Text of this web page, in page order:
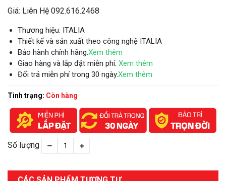
Giá: Liên Hệ 092.616.2468
Thương hiệu: ITALIA
Thiết kế và sản xuất theo công nghệ ITALIA
Bảo hành chính hãng.Xem thêm
Giao hàng và lắp đặt miễn phí. Xem thêm
Đổi trả miễn phí trong 30 ngày.Xem thêm
Tình trạng: Còn hàng
Số lượng